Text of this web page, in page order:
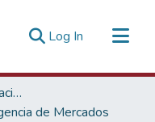
Log In (current)
Promoción de las Exportaciones
de Mercados